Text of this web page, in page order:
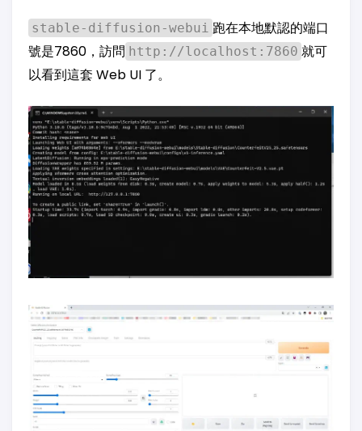
stable-diffusion-webui 跑在本地默認的端口
號是7860，訪問 http://localhost:7860 就可
以看到這套 Web UI 了。